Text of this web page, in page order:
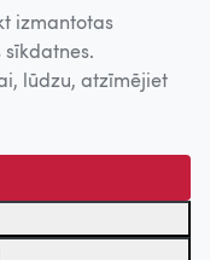
Uz augšu
informācijas sistēmu
izmantotas
lūdzu, atzīmējiet